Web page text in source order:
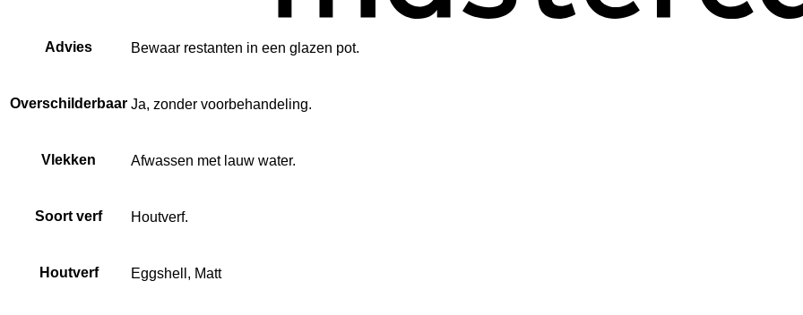
Advies Bewaar restanten in een glazen pot.
Overschilderbaar Ja, zonder voorbehandeling.
Vlekken Afwassen met lauw water.
Soort verf Houtverf.
Houtverf Eggshell, Matt